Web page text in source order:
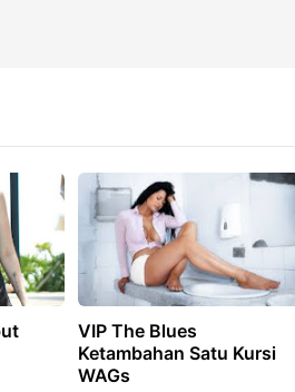
VIP The Blues
Ketambahan Satu Kursi
WAGs